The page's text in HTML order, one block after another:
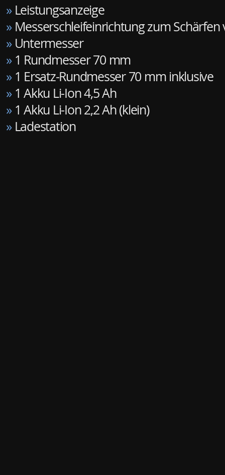
»Leistungsanzeige
»Messerschleifeinrichtung zum Schärfen
»Untermesser
»1 Rundmesser 70 mm
»1 Ersatz-Rundmesser 70 mm inklusive
»1 Akku Li-Ion 4,5 Ah
»1 Akku Li-Ion 2,2 Ah (klein)
»Ladestation